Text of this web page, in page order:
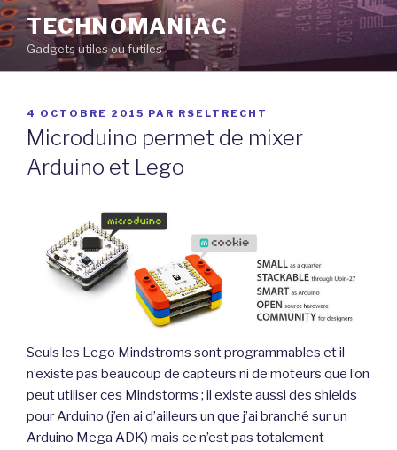
Aller
au
contenu
principal
TECHNOMANIAC
Gadgets utiles ou futiles
PUBLIÉ
LE
4 OCTOBRE 2015 PAR RSELTRECHT
Microduino permet de mixer
Arduino et Lego
Seuls les Lego Mindstroms sont programmables et il
n’existe pas beaucoup de capteurs ni de moteurs que l’on
peut utiliser ces Mindstorms ; il existe aussi des shields
pour Arduino (j’en ai d’ailleurs un que j’ai branché sur un
Arduino Mega ADK) mais ce n’est pas totalement